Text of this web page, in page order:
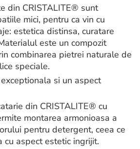
din CRISTALITE® sunt
mici, pentru ca vin cu
estetica distinsa, curatare
este un compozit
combinarea pietrei naturale de
speciale.
si un aspect
din CRISTALITE® cu
montarea armonioasa a
pentru detergent, ceea ce
cu aspect estetic ingrijit.